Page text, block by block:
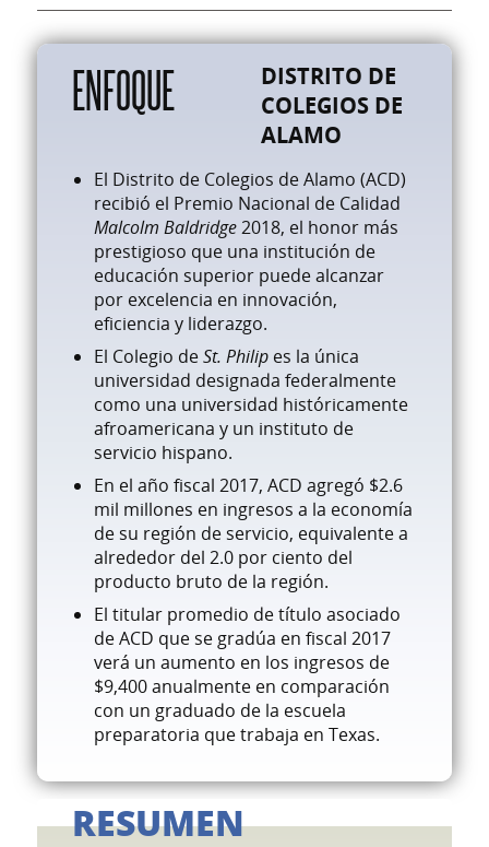
ENFOQUE
DISTRITO DE
COLEGIOS DE
ALAMO
El Distrito de Colegios de Alamo (ACD)
recibió el Premio Nacional de Calidad
Malcolm Baldridge2018, el honor más
prestigioso que una institución de
educación superior puede alcanzar
por excelencia en innovación,
eficiencia y liderazgo.
El Colegio deSt. Philipes la única
universidad designada federalmente
como una universidad históricamente
afroamericana y un instituto de
servicio hispano.
En el año fiscal 2017, ACD agregó $2.6
mil millones en ingresos a la economía
de su región de servicio, equivalente a
alrededor del 2.0 por ciento del
producto bruto de la región.
El titular promedio de título asociado
de ACD que se gradúa en fiscal 2017
verá un aumento en los ingresos de
$9,400 anualmente en comparación
con un graduado de la escuela
preparatoria que trabaja en Texas.
RESUMEN